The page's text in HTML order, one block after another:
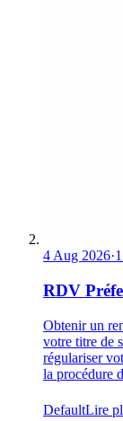
4 Aug 2026·
RDV
Obtenir un
votre titre de
régulariser
la procédure
DefaultLire